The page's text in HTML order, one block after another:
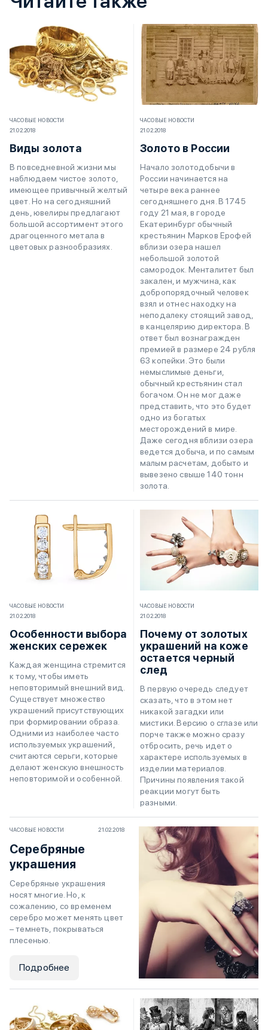
ЧАСОВЫЕ НОВОСТИ
21.02.2018
Виды золота
В повседневной жизни мы
наблюдаем чистое золото,
имеющее привычный желтый
цвет. Но на сегодняшний
день, ювелиры предлагают
большой ассортимент этого
драгоценного метала в
цветовых разнообразиях.
ЧАСОВЫЕ НОВОСТИ
21.02.2018
Золото в России
Начало золотодобычи в
России начинается на
четыре века раннее
сегодняшнего дня. В 1745
году 21 мая, в городе
Екатеринбург обычный
крестьянин Марков Ерофей
вблизи озера нашел
небольшой золотой
самородок. Менталитет был
закален, и мужчина, как
добропорядочный человек
взял и отнес находку на
неподалеку стоящий завод,
в канцелярию директора. В
ответ был вознагражден
премией в размере 24 рубля
63 копейки. Это были
немыслимые деньги,
обычный крестьянин стал
богачом. Он не мог даже
представить, что это будет
одно из богатых
месторождений в мире.
Даже сегодня вблизи озера
ведется добыча, и по самым
малым расчетам, добыто и
вывезено свыше 140 тонн
золота.
ЧАСОВЫЕ НОВОСТИ
21.02.2018
Особенности выбора
женских сережек
Каждая женщина стремится
к тому, чтобы иметь
неповторимый внешний вид.
Существует множество
украшений присутствующих
при формировании образа.
Одними из наиболее часто
используемых украшений,
считаются серьги, которые
делают женскую внешность
неповторимой и особенной.
ЧАСОВЫЕ НОВОСТИ
21.02.2018
Почему от золотых
украшений на коже
остается черный
след
В первую очередь следует
сказать, что в этом нет
никакой загадки или
мистики. Версию о сглазе или
порче также можно сразу
отбросить, речь идет о
характере используемых в
изделии материалов.
Причины появления такой
реакции могут быть
разными.
ЧАСОВЫЕ НОВОСТИ 21.02.2018
Серебряные
украшения
Серебряные украшения
носят многие. Но, к
сожалению, со временем
серебро может менять цвет
– темнеть, покрываться
плесенью.
Подробнее